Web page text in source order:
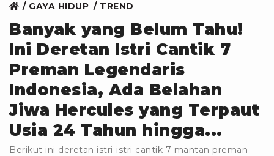
GAYA HIDUP TREND
Banyak yang Belum Tahu!
Ini Deretan Istri Cantik 7
Preman Legendaris
Indonesia, Ada Belahan
Jiwa Hercules yang Terpaut
Usia 24 Tahun hingga...
Berikut ini deretan istri-istri cantik 7 mantan preman